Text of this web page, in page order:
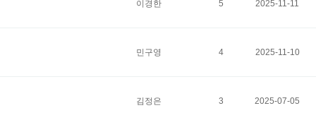
이경한 5 2025-11-11
민구영 4 2025-11-10
김정은 3 2025-07-05